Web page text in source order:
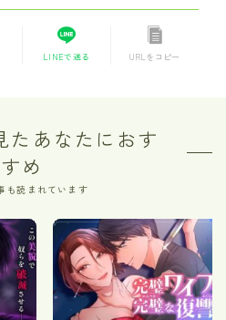
LINEで送る URLをコピー
たあなたにおす
すめ
も読まれています